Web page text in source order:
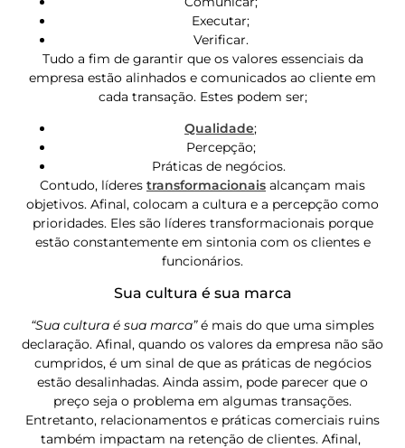
Executar;
Verificar.
Tudo a fim de garantir que os valores essenciais da
empresa estão alinhados e comunicados ao cliente em
cada transação. Estes podem ser;
Qualidade;
Percepção;
Práticas de negócios.
Contudo, líderes transformacionais alcançam mais
objetivos. Afinal, colocam a cultura e a percepção como
prioridades. Eles são líderes transformacionais porque
estão constantemente em sintonia com os clientes e
funcionários.
Sua cultura é sua marca
“Sua cultura é sua marca”é mais do que uma simples
declaração. Afinal, quando os valores da empresa não são
cumpridos, é um sinal de que as práticas de negócios
estão desalinhadas. Ainda assim, pode parecer que o
preço seja o problema em algumas transações.
Entretanto, relacionamentos e práticas comerciais ruins
também impactam na retenção de clientes. Afinal,